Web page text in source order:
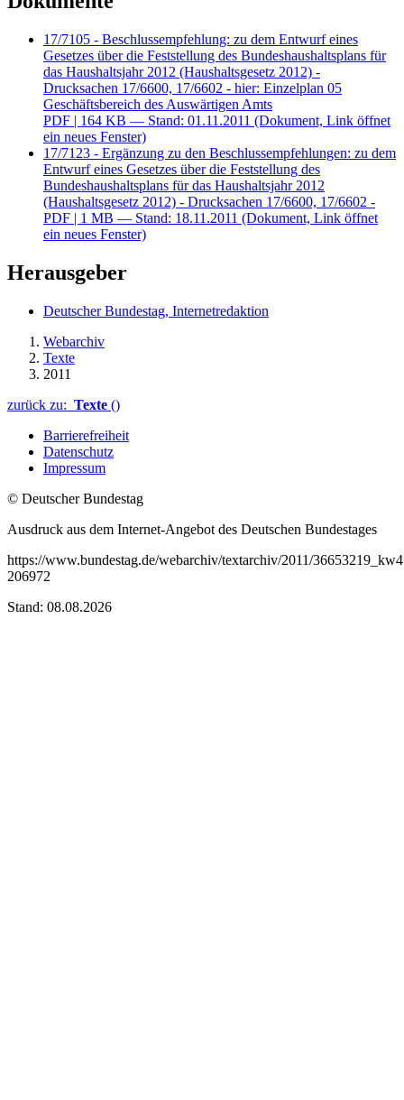
17/7105 - Beschlussempfehlung: zu dem Entwurf eines
Gesetzes über die Feststellung des Bundeshaushaltsplans für
das Haushaltsjahr 2012 (Haushaltsgesetz 2012) -
Drucksachen 17/6600, 17/6602 - hier: Einzelplan 05
Geschäftsbereich des Auswärtigen Amts
PDF | 164 KB — Stand: 01.11.2011 (Dokument, Link öffnet
ein neues Fenster)
17/7123 - Ergänzung zu den Beschlussempfehlungen: zu dem
Entwurf eines Gesetzes über die Feststellung des
Bundeshaushaltsplans für das Haushaltsjahr 2012
(Haushaltsgesetz 2012) - Drucksachen 17/6600, 17/6602 -
PDF | 1 MB — Stand: 18.11.2011 (Dokument, Link öffnet
ein neues Fenster)
Herausgeber
Deutscher Bundestag, Internetredaktion
Webarchiv
Texte
2011
zurück zu: Texte ()
Barrierefreiheit
Datenschutz
Impressum
© Deutscher Bundestag
Ausdruck aus dem Internet-Angebot des Deutschen Bundestages
https://www.bundestag.de/webarchiv/textarchiv/2011/
206972
Stand: 08.08.2026